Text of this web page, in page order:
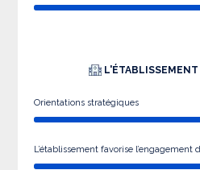
L'ÉTABLISSEMENT
Orientations stratégiques
L’établissement favorise l’engagement